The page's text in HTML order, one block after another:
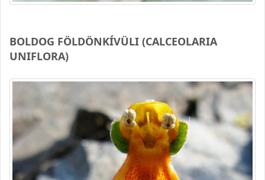
BOLDOG FÖLDÖNKÍVÜLI (CALCEOLARIA
UNIFLORA)